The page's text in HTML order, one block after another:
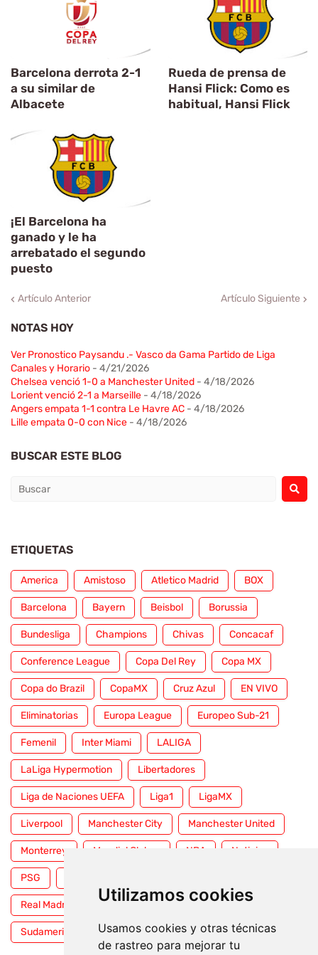
Utilizamos cookies
Usamos cookies y otras técnicas
de rastreo para mejorar tu
Barcelona derrota 2-1
a su similar de
Albacete
Rueda de prensa de
Hansi Flick: Como es
habitual, Hansi Flick
¡El Barcelona ha
ganado y le ha
arrebatado el segundo
puesto
Artículo Anterior Artículo Siguiente
NOTAS HOY
Ver Pronostico Paysandu .- Vasco da Gama Partido de Liga
Canales y Horario - 4/21/2026
Chelsea venció 1-0 a Manchester United - 4/18/2026
Lorient venció 2-1 a Marseille - 4/18/2026
Angers empata 1-1 contra Le Havre AC - 4/18/2026
Lille empata 0-0 con Nice - 4/18/2026
BUSCAR ESTE BLOG
ETIQUETAS
America Amistoso Atletico Madrid BOX
Barcelona Bayern Beisbol Borussia
Bundesliga Champions Chivas Concacaf
Conference League Copa Del Rey Copa MX
Copa do Brazil CopaMX Cruz Azul EN VIVO
Eliminatorias Europa League Europeo Sub-21
Femenil Inter Miami LALIGA
LaLiga Hypermotion Libertadores
Liga de Naciones UEFA Liga1 LigaMX
Liverpool Manchester City Manchester United
Monterrey Mundial Clubes NBA Noticias
PSG
Real Madrid Selección Mexicana Serie A
Sudamericana Tigres Toluca UFC WWE